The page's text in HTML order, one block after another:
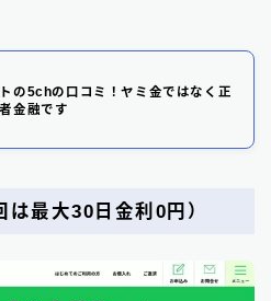
の5chの口コミ！ヤミ金ではなく正
金融です
最大30日金利0円）